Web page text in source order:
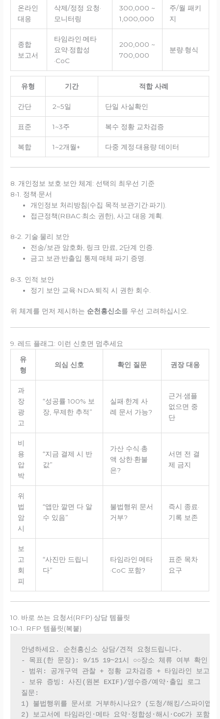
온라인
대응
삭제/정정 요청·
모니터링
300,000 ~
1,000,000
주/월 패키
지
종합
보고서
타임라인·메타
요약·정합성
·CoC
200,000 ~
700,000
분량·형식
유형 기간 적합 사례
간단 2~5일 단일 사실확인
표준 1~3주 복수 정황 교차검증
복합 1~2개월+ 다중 계정·대용량 데이터
8. 개인정보 보호·보안 체계: 선택의 최우선 기준
8-1. 정책·문서
개인정보 처리방침(수집 목적·보관기간·파기).
접근정책(RBAC·최소 권한), 사고 대응 계획.
8-2. 기술·물리 보안
전송/보관 암호화, 링크 만료, 2단계 인증.
금고 보관·반출입 통제·매체 파기 증명.
8-3. 인적 보안
정기 보안 교육·NDA·퇴직 시 권한 회수.
위 체계를 먼저 제시하는 순천흥신소를 우선 고려하십시오.
9. 레드 플래그: 이런 신호면 멈추세요
유
형
의심 신호 확인 질문 권장 대응
과
장
광
고
“성공률 100% 보
장, 무제한 추적”
실패·한계 사
례 문서 가능?
근거·샘플
없으면 중
단
비
용
압
박
“지금 결제 시 반
값”
가산 수식·총
액 상한·환불
은?
서면 전 결
제 금지
위
법
암
시
“앱만 깔면 다 알
수 있음”
불법행위 문서
거부?
즉시 종료·
기록 보존
보
고
회
피
“사진만 드립니
다”
타임라인·메타
·CoC 포함?
표준 목차
요구
10. 바로 쓰는 요청서(RFP)·상담 템플릿
10-1. RFP 템플릿(복붙)
안녕하세요. 순천흥신소 상담/견적 요청드립니다.
- 목표(한 문장): 9/15 19~21시 ○○장소 체류 여부 확인
- 범위: 공개구역 관찰 + 정황 교차검증 + 타임라인 보고서
- 보유 증빙: 사진(원본 EXIF)/영수증/예약·출입 로그
질문:
1) 불법행위를 문서로 거부하시나요? (도청/해킹/스파이앱/
2) 보고서에 타임라인·메타 요약·정합성·해시·CoC가 포함